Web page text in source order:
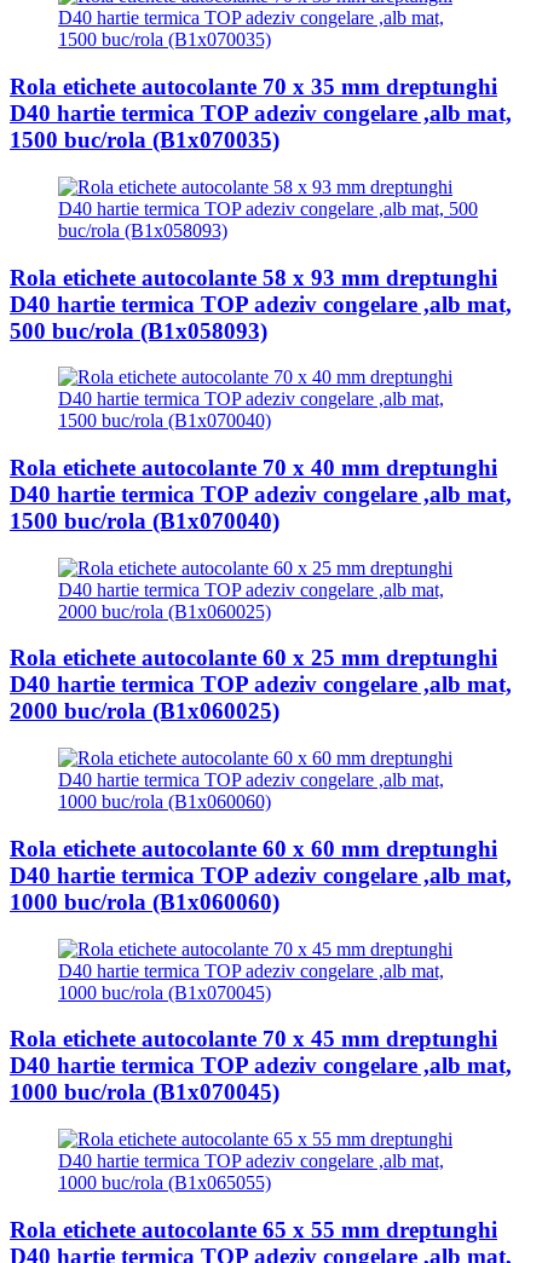
Rola etichete autocolante 70 x 35 mm dreptunghi
D40 hartie termica TOP adeziv congelare ,alb mat,
1500 buc/rola (B1x070035)
Rola etichete autocolante 58 x 93 mm dreptunghi
D40 hartie termica TOP adeziv congelare ,alb mat,
500 buc/rola (B1x058093)
Rola etichete autocolante 70 x 40 mm dreptunghi
D40 hartie termica TOP adeziv congelare ,alb mat,
1500 buc/rola (B1x070040)
Rola etichete autocolante 60 x 25 mm dreptunghi
D40 hartie termica TOP adeziv congelare ,alb mat,
2000 buc/rola (B1x060025)
Rola etichete autocolante 60 x 60 mm dreptunghi
D40 hartie termica TOP adeziv congelare ,alb mat,
1000 buc/rola (B1x060060)
Rola etichete autocolante 70 x 45 mm dreptunghi
D40 hartie termica TOP adeziv congelare ,alb mat,
1000 buc/rola (B1x070045)
Rola etichete autocolante 65 x 55 mm dreptunghi
D40 hartie termica TOP adeziv congelare ,alb mat,